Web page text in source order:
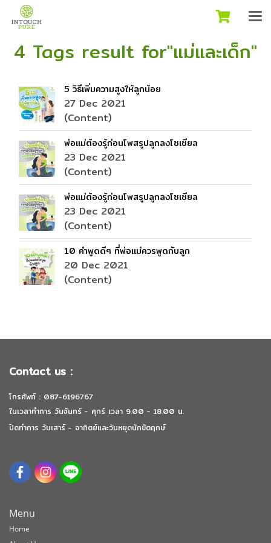
4 Tags result for"แม่และเด็ก"
5 วิธีเพิ่มความสูงให้ลูกน้อย
27 Dec 2021
(Content)
พ่อแม่ต้องรู้ก่อนโพสรูปลูกลงโซเชียล
23 Dec 2021
(Content)
พ่อแม่ต้องรู้ก่อนโพสรูปลูกลงโซเชียล
23 Dec 2021
(Content)
10 คำพูดดีๆ ที่พ่อแม่ควรพูดกับลูก
20 Dec 2021
(Content)
Contact us :
โทรศัพท์ : 087-6196767
ในเวลาทำการ วันจันทร์ - ศุกร์ เวลา 9.00 - 18.00 น.
ปิดทำการ วันเสาร์ - อาทิตย์และวันหยุดนักขัตฤกษ์
Menu
Home